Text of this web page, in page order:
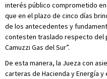
interés público comprometido
que en el plazo de cinco días
de los antecedentes y
contesten traslado respecto del
Camuzzi Gas del Sur”.
De esta manera, la Jueza con
carteras de Hacienda y Energía y